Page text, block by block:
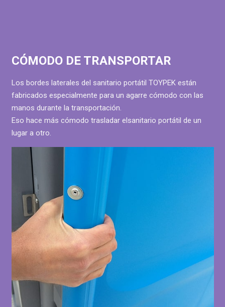
CÓMODO DE TRANSPORTAR
Los bordes laterales del sanitario portátil TOYPEK están
fabricados especialmente para un agarre cómodo con las
manos durante la transportación.
Eso hace más cómodo trasladar elsanitario portátil de un
lugar a otro.